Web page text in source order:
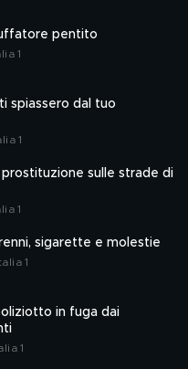
pentito
1
spiassero dal tuo
1
prostituzione sulle strade di
1
sigarette e molestie
1
in fuga dai
1